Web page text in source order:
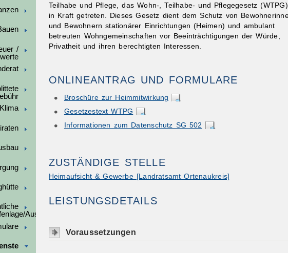
/
Ausschreibungen
Teilhabe und Pflege, das Wohn-, Teilhabe- und Pflegegesetz
in Kraft getreten. Dieses Gesetz dient dem Schutz von
und Bewohnern stationärer Einrichtungen (Heimen) und ambulant
betreuten Wohngemeinschaften vor Beeinträchtigungen der Würde,
Privatheit und ihren berechtigten Interessen.
ONLINEANTRAG UND FORMULARE
Broschüre zur Heimmitwirkung
Gesetzestext WTPG
Informationen zum Datenschutz SG 502
ZUSTÄNDIGE STELLE
Heimaufsicht & Gewerbe [Landratsamt Ortenaukreis]
LEISTUNGSDETAILS
Voraussetzungen